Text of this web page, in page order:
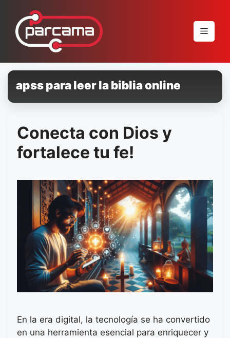
conteúdo
Menu
apss para leer la biblia online
Conecta con Dios y
fortalece tu fe!
En la era digital, la tecnología se ha convertido
en una herramienta esencial para enriquecer y